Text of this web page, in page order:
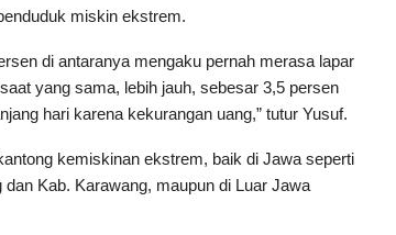
miskin ekstrem.
di antaranya mengaku pernah merasa lapar
yang sama, lebih jauh, sebesar 3,5 persen
hari karena kekurangan uang,” tutur Yusuf.
kemiskinan ekstrem, baik di Jawa seperti
Kab. Karawang, maupun di Luar Jawa